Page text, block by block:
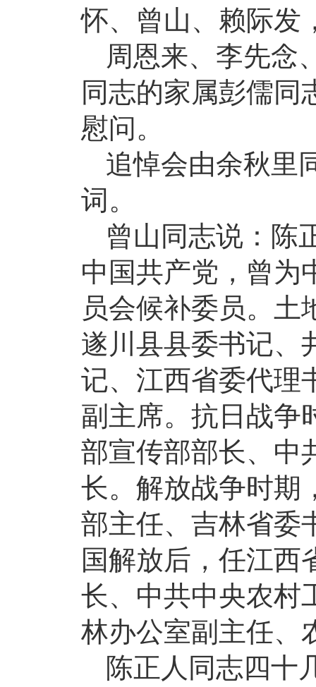
怀、曾山、赖际发
周恩来、李先念
同志的家属彭儒同
慰问。
追悼会由余秋里
词。
曾山同志说：陈
中国共产党，曾为
员会候补委员。土
遂川县县委书记、
记、江西省委代理
副主席。抗日战争
部宣传部部长、中
长。解放战争时期
部主任、吉林省委
国解放后，任江西
长、中共中央农村
林办公室副主任、
陈正人同志四十